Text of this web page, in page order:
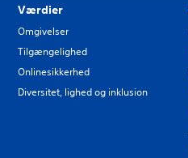
Værdier
Omgivelser
Tilgængelighed
Onlinesikkerhed
Diversitet, lighed og inklusion